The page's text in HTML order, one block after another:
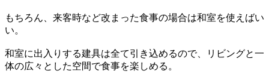
もちろん、来客時など改まった食事の場合は和室を使えばい
い。
和室に出入りする建具は全て引き込めるので、リビングと一
体の広々とした空間で食事を楽しめる。